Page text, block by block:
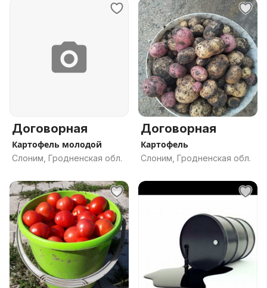
Договорная
Картофель молодой
Слоним, Гродненская обл.
Договорная
Картофель
Слоним, Гродненская обл.